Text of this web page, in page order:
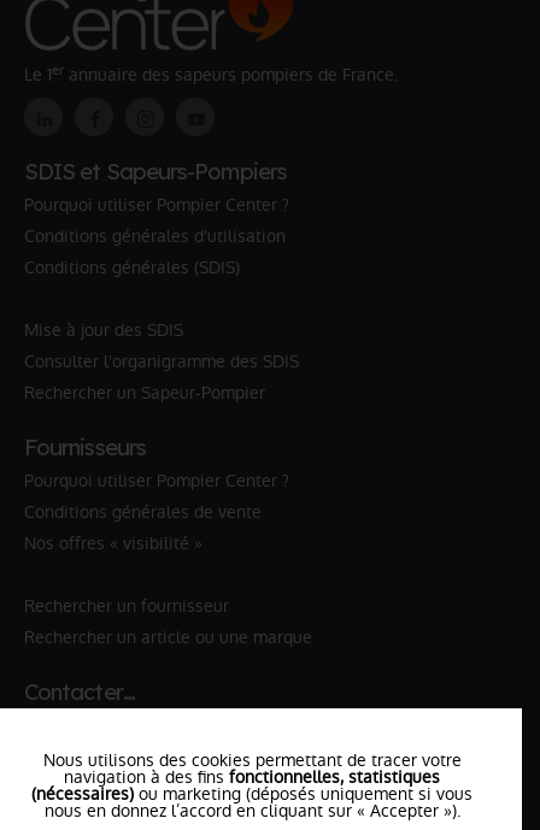
Le 1er annuaire des sapeurs pompiers de France.
SDIS et Sapeurs-Pompiers
Pourquoi utiliser Pompier Center ?
Conditions générales d'utilisation
Conditions générales (SDIS)
Mise à jour des SDIS
Consulter l'organigramme des SDIS
Rechercher un Sapeur-Pompier
Fournisseurs
Pourquoi utiliser Pompier Center ?
Conditions générales de vente
Nos offres « visibilité »
Rechercher un fournisseur
Rechercher un article ou une marque
Contacter…
✆ 18№National Sapeurs-Pompiers
le SDISle plus proche
Nous utilisons des cookies permettant de tracer votre
navigation à des fins fonctionnelles, statistiques
(nécessaires) ou marketing (déposés uniquement si vous
nous en donnez l’accord en cliquant sur « Accepter »).